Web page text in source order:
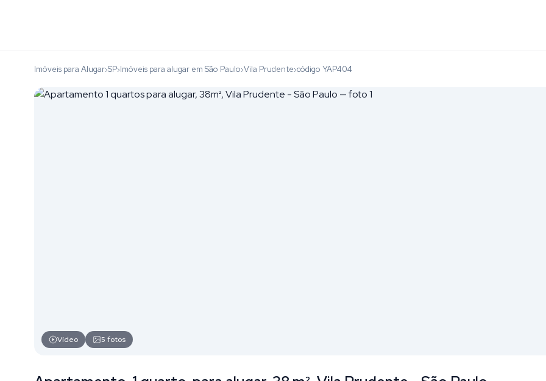
Imóveis para Alugar›SP›Imóveis para alugar em São Paulo›Vila Prudente›código YAP404
Vídeo 5 fotos